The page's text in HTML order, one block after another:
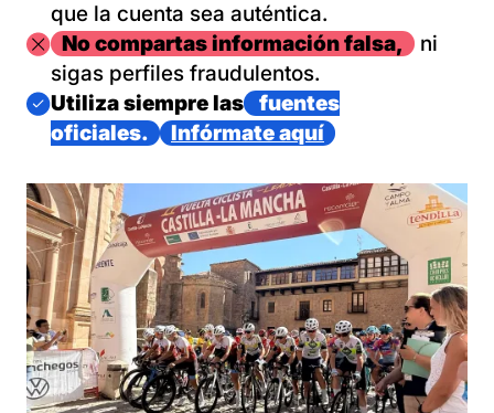
que la cuenta sea auténtica.
ImagenNo compartas información falsa,
ni
sigas perfiles fraudulentos.
Imagen
Utiliza siempre las
fuentes
oficiales.
Infórmate aquí